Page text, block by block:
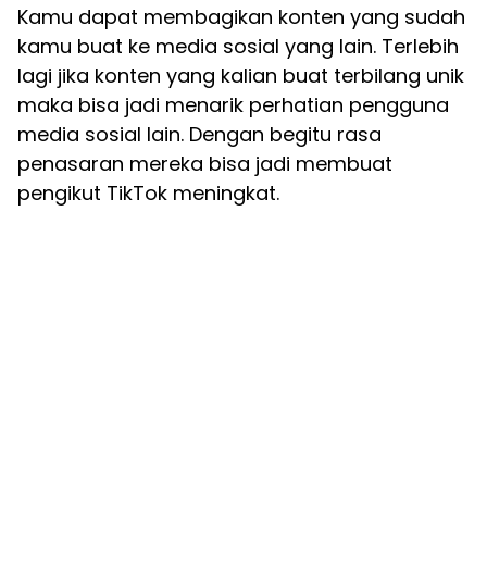
Kamu dapat membagikan konten yang sudah
kamu buat ke media sosial yang lain. Terlebih
lagi jika konten yang kalian buat terbilang unik
maka bisa jadi menarik perhatian pengguna
media sosial lain. Dengan begitu rasa
penasaran mereka bisa jadi membuat
pengikut TikTok meningkat.